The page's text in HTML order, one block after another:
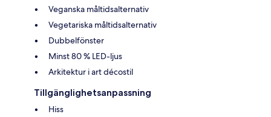
Veganska måltidsalternativ
Vegetariska måltidsalternativ
Dubbelfönster
Minst 80 % LED-ljus
Arkitektur i art décostil
Tillgänglighetsanpassning
Hiss